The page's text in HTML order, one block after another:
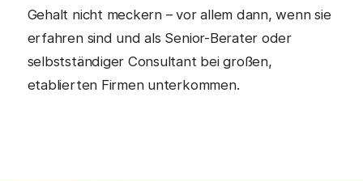
Gehalt nicht meckern – vor allem dann, wenn sie
erfahren sind und als Senior-Berater oder
selbstständiger Consultant bei großen,
etablierten Firmen unterkommen.